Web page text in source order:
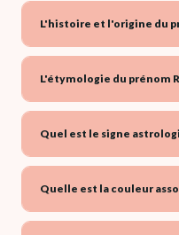
L'histoire et l'origine du
L'étymologie du prénom
Quel est le signe
Quelle est la couleur